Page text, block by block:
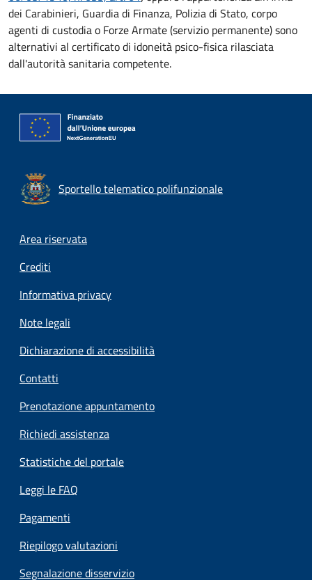
dei Carabinieri, Guardia di Finanza, Polizia di Stato, corpo
agenti di custodia o Forze Armate (servizio permanente) sono
alternativi al certificato di idoneità psico-fisica rilasciata
dall'autorità sanitaria competente.
Sportello telematico polifunzionale
Footer menu
Area riservata
Crediti
Informativa privacy
Note legali
Dichiarazione di accessibilità
Contatti
Prenotazione appuntamento
Richiedi assistenza
Statistiche del portale
Leggi le FAQ
Pagamenti
Riepilogo valutazioni
Segnalazione disservizio